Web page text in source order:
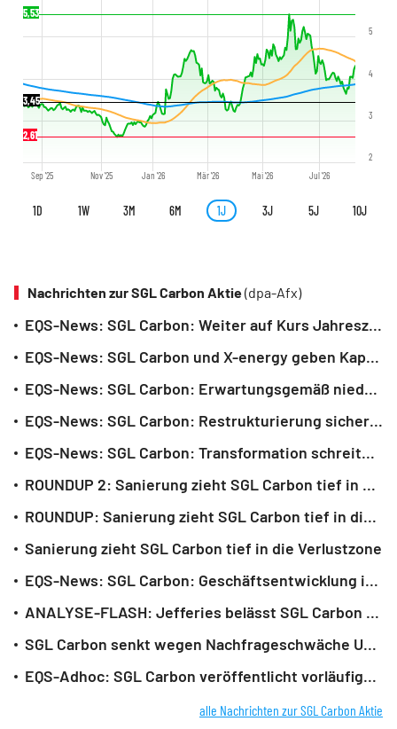
Sep '25 Nov '25 Jan '26 Mär '26 Mai '26 Jul '26
2
3
4
5
3,45
2,61
5,53
1D 1W 3M 6M 1J 3J 5J 10J
Nachrichten zur SGL Carbon Aktie(dpa-Afx)
EQS-News: SGL Carbon: Weiter auf Kurs Jahresziele 2026 zu erreichen (deutsch)
EQS-News: SGL Carbon und X-energy geben Kapazitätsausbau für Graphit in Nuklearqualität bekannt (deutsch)
EQS-News: SGL Carbon: Erwartungsgemäß niedrigerer Umsatz, EBITDA-Marge verbessert. Prognose bestätigt. (deutsch)
EQS-News: SGL Carbon: Restrukturierung sichert Ergebnisprognose und schafft Basis für neues Wachstum (deutsch)
EQS-News: SGL Carbon: Transformation schreitet zügig voran (deutsch)
ROUNDUP 2: Sanierung zieht SGL Carbon tief in die Verlustzone - Kursrutsch
ROUNDUP: Sanierung zieht SGL Carbon tief in die Verlustzone - Kursrutsch
Sanierung zieht SGL Carbon tief in die Verlustzone
EQS-News: SGL Carbon: Geschäftsentwicklung im 1. Halbjahr 2025 und Erwartungen an den weiteren Geschäftsverlauf (deutsch)
ANALYSE-FLASH: Jefferies belässt SGL Carbon auf 'Hold' - Ziel 4 Euro
SGL Carbon senkt wegen Nachfrageschwäche Umsatzprognose
EQS-Adhoc: SGL Carbon veröffentlicht vorläufige Zahlen des 1. Halbjahres 2025 und passt Umsatzprognose für 2025 an. Die Erwartungen an das bereinigte EBITDA bleiben unverändert. (deutsch)
alle Nachrichten zur SGL Carbon Aktie